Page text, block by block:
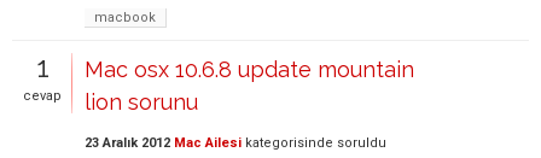
macbook
1
cevap
Mac osx 10.6.8 update mountain
lion sorunu
23 Aralık 2012 Mac Ailesi kategorisinde soruldu